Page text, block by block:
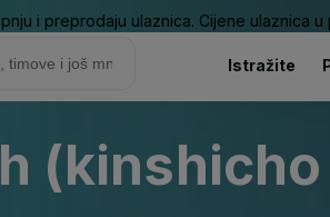
i preprodaju ulaznica. Cijene ulaznica
Istražite